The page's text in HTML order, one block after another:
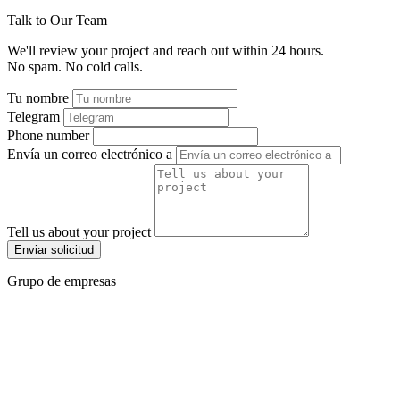
Talk to Our Team
We'll review your project and reach out within 24 hours.
No spam. No cold calls.
Tu nombre
Telegram
Phone number
Envía un correo electrónico a
Tell us about your project
Enviar solicitud
Grupo de empresas